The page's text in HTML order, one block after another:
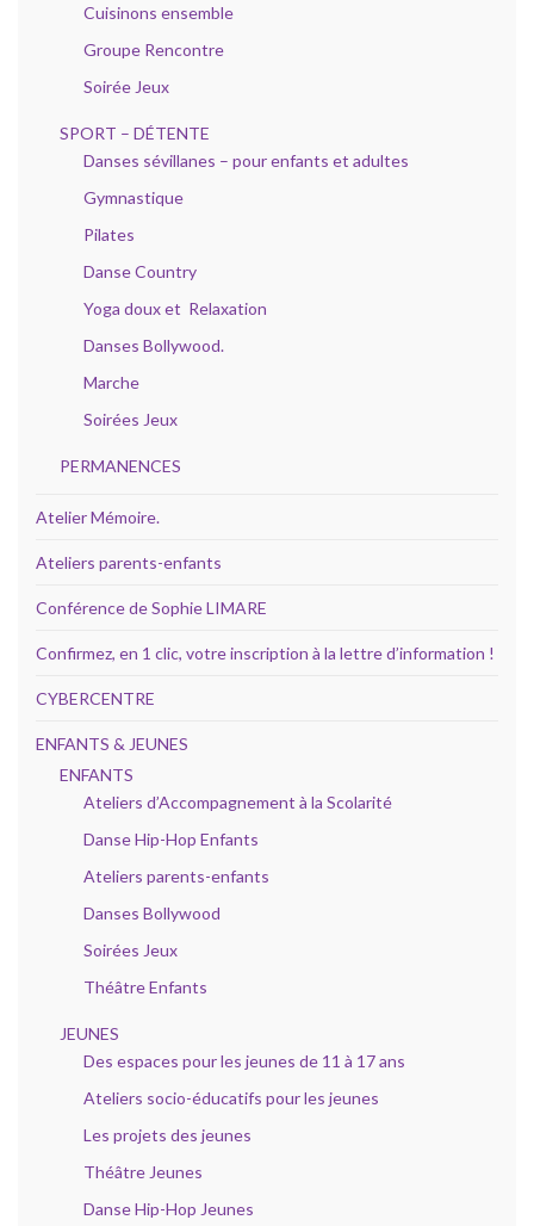
Cuisinons ensemble
Groupe Rencontre
Soirée Jeux
SPORT – DÉTENTE
Danses sévillanes – pour enfants et adultes
Gymnastique
Pilates
Danse Country
Yoga doux et Relaxation
Danses Bollywood.
Marche
Soirées Jeux
PERMANENCES
Atelier Mémoire.
Ateliers parents-enfants
Conférence de Sophie LIMARE
Confirmez, en 1 clic, votre inscription à la lettre d’information !
CYBERCENTRE
ENFANTS & JEUNES
ENFANTS
Ateliers d’Accompagnement à la Scolarité
Danse Hip-Hop Enfants
Ateliers parents-enfants
Danses Bollywood
Soirées Jeux
Théâtre Enfants
JEUNES
Des espaces pour les jeunes de 11 à 17 ans
Ateliers socio-éducatifs pour les jeunes
Les projets des jeunes
Théâtre Jeunes
Danse Hip-Hop Jeunes